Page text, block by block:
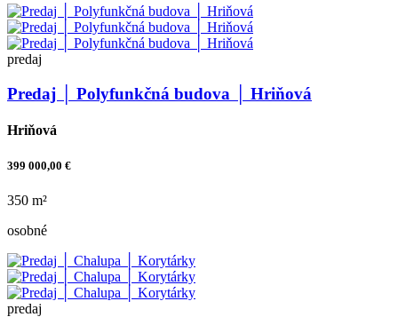
predaj
Predaj │ Polyfunkčná budova │ Hriňová
Hriňová
399 000,00 €
350 m²
osobné
predaj